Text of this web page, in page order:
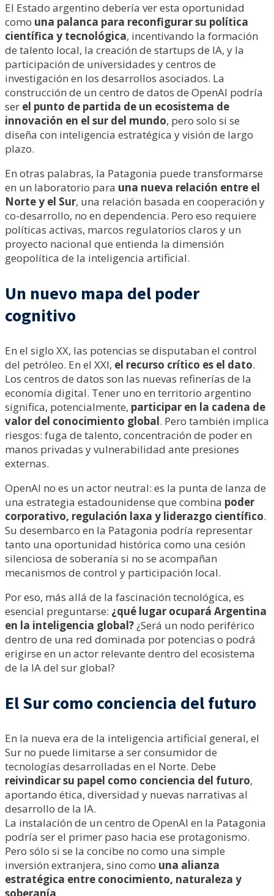
El Estado argentino debería ver esta oportunidad
como una palanca para reconfigurar su política
científica y tecnológica, incentivando la formación
de talento local, la creación de startups de IA, y la
participación de universidades y centros de
investigación en los desarrollos asociados. La
construcción de un centro de datos de OpenAI podría
ser el punto de partida de un ecosistema de
innovación en el sur del mundo, pero solo si se
diseña con inteligencia estratégica y visión de largo
plazo.
En otras palabras, la Patagonia puede transformarse
en un laboratorio para una nueva relación entre el
Norte y el Sur, una relación basada en cooperación y
co-desarrollo, no en dependencia. Pero eso requiere
políticas activas, marcos regulatorios claros y un
proyecto nacional que entienda la dimensión
geopolítica de la inteligencia artificial.
Un nuevo mapa del poder
cognitivo
En el siglo XX, las potencias se disputaban el control
del petróleo. En el XXI, el recurso crítico es el dato.
Los centros de datos son las nuevas refinerías de la
economía digital. Tener uno en territorio argentino
significa, potencialmente, participar en la cadena de
valor del conocimiento global. Pero también implica
riesgos: fuga de talento, concentración de poder en
manos privadas y vulnerabilidad ante presiones
externas.
OpenAI no es un actor neutral: es la punta de lanza de
una estrategia estadounidense que combina poder
corporativo, regulación laxa y liderazgo científico.
Su desembarco en la Patagonia podría representar
tanto una oportunidad histórica como una cesión
silenciosa de soberanía si no se acompañan
mecanismos de control y participación local.
Por eso, más allá de la fascinación tecnológica, es
esencial preguntarse: ¿qué lugar ocupará Argentina
en la inteligencia global?¿Será un nodo periférico
dentro de una red dominada por potencias o podrá
erigirse en un actor relevante dentro del ecosistema
de la IA del sur global?
El Sur como conciencia del futuro
En la nueva era de la inteligencia artificial general, el
Sur no puede limitarse a ser consumidor de
tecnologías desarrolladas en el Norte. Debe
reivindicar su papel como conciencia del futuro,
aportando ética, diversidad y nuevas narrativas al
desarrollo de la IA.
La instalación de un centro de OpenAI en la Patagonia
podría ser el primer paso hacia ese protagonismo.
Pero sólo si se la concibe no como una simple
inversión extranjera, sino como una alianza
estratégica entre conocimiento, naturaleza y